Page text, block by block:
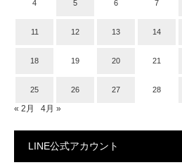
4 5 6 7
11 12 13 14
18 19 20 21
25 26 27 28
« 2月 4月 »
LINE公式アカウント